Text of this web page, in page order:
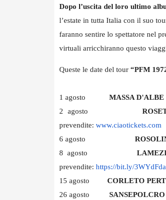
Dopo l’uscita del loro ultimo
l’estate in tutta Italia con il suo
faranno sentire lo spettatore nel
virtuali arricchiranno questo
Queste le date del tour “PFM
1 agosto MASSA D'ALBE
2 agosto
prevendite: www.ciaotickets.com
6 agosto
8 agosto
prevendite: https://bit.ly/3WYdFda
15 agosto CORLETO
26 agosto